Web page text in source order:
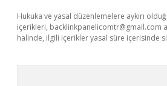
Hukuka ve yasal düzenlemelere aykırı
içerikleri, backlinkpanelicomtr@gmail.com
halinde, ilgili içerikler yasal süre içerisinde